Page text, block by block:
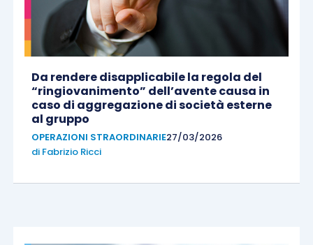
Da rendere disapplicabile la regola del
“ringiovanimento” dell’avente causa in
caso di aggregazione di società esterne
al gruppo
OPERAZIONI STRAORDINARIE27/03/2026
di Fabrizio Ricci